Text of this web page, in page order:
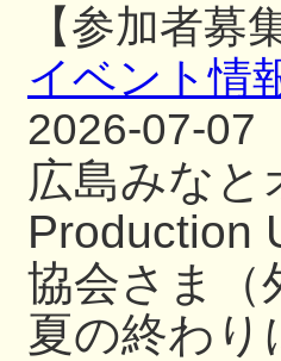
【参加者
イベント情
2026-07-07
広島みな
Production
協会さま（
夏の終わり